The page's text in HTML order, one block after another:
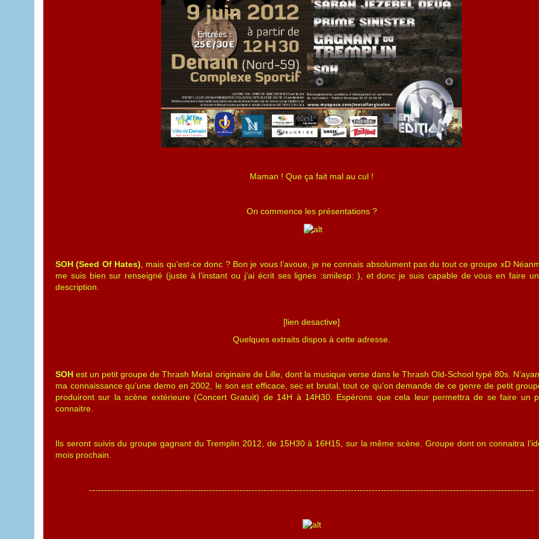
Maman ! Que ça fait mal au cul !
On commence les présentations ?
SOH (Seed Of Hates) , mais qu’est-ce donc ? Bon je vous l’avoue, je ne connais absolument pas du tout ce groupe xD
me suis bien sur renseigné (juste à l’instant ou j’ai écrit ses lignes :smilesp: ), et donc je suis capable de vous en faire
description.
[lien desactive]
Quelques extraits dispos à cette adresse.
SOH est un petit groupe de Thrash Metal originaire de Lille, dont la musique verse dans le Thrash Old-School typé 80s.
ma connaissance qu’une demo en 2002, le son est efficace, sec et brutal, tout ce qu’on demande de ce genre de petit
produiront sur la scène extérieure (Concert Gratuit) de 14H à 14H30. Espérons que cela leur permettra de se faire un
connaitre.
Ils seront suivis du groupe gagnant du Tremplin 2012, de 15H30 à 16H15, sur la même scène. Groupe dont on connaitra
mois prochain.
----------------------------------------------------------------------------------------------------------------------------------------------------